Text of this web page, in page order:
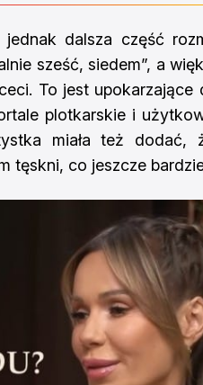
jednak dalsza część
sześć, siedem”, a
To jest
plotkarskie i
miała też
tęskni, co jeszcze